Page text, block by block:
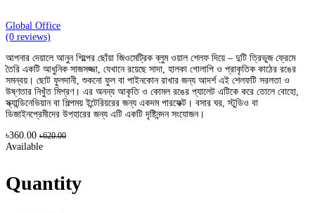
Global Office
(0 reviews)
আপনার দেয়ালে আনুন শিল্পের ছোঁয়া জিওমেট্রিক ব্লুম ওয়াল শেলফ দিয়ে – দুটি ত্রিভুজ ফ্রেমে
তৈরি একটি আধুনিক সাজসজ্জা, যেখানে রয়েছে সাদা, হালকা গোলাপি ও প্রাকৃতিক কাঠের রঙের
সমন্বয়। ছোট ফুলদানী, শুকনো ফুল বা পাইনকোন রাখার জন্য আদর্শ এই শেলফটি সরলতা ও
উষ্ণতার নিখুঁত মিশ্রণ। এর অনন্য আকৃতি ও কোমল রঙের প্যালেট এটিকে করে তোলে বোহো,
স্ক্যান্ডিনেভিয়ান বা শিল্পময় ইন্টেরিয়রের জন্য একদম পারফেক্ট। বসার ঘর, স্টুডিও বা
ডিজাইনপ্রেমীদের উপহারের জন্য এটি একটি দৃষ্টিনন্দন সংযোজন।
৳360.00 ৳620.00
Available
Quantity